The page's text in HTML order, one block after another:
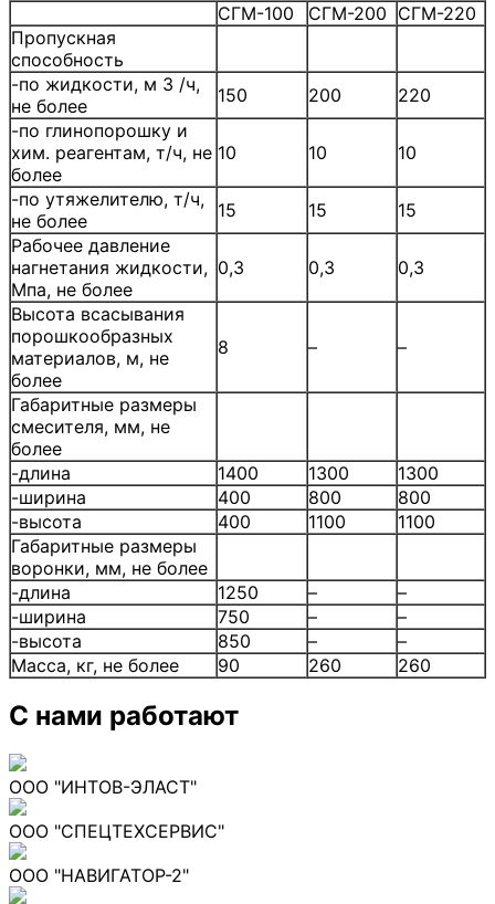
СГМ-100 СГМ-200 СГМ-220
Пропускная
способность
-по жидкости, м 3 /ч,
не более
150 200
220
-по глинопорошку и
хим. реагентам, т/ч, не
более
10 10 10
-по утяжелителю, т/ч,
не более
15 15
15
Рабочее давление
нагнетания жидкости,
Мпа, не более
0,3 0,3 0,3
Высота всасывания
порошкообразных
материалов, м, не
более
8 – –
Габаритные размеры
смесителя, мм, не
более
-длина
1400 1300
1300
-ширина
400 800
800
-высота
400 1100
1100
Габаритные размеры
воронки, мм, не более
-длина
1250 –
–
-ширина
750 –
–
-высота
850 –
–
Масса, кг, не более
90 260 260
С нами работают
ООО "ИНТОВ-ЭЛАСТ"
ООО "СПЕЦТЕХСЕРВИС"
ООО "НАВИГАТОР-2"